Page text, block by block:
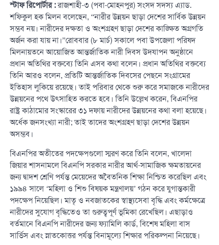
স্টাফ রিপোর্টার :রাজশাহী-৩ (পবা-মোহনপুর) সংসদ সদস্য এ্যাড.
শফিকুল হক মিলন বলেছেন, “নারীর উন্নয়ন ছাড়া দেশের সার্বিক উন্নয়ন
সম্ভব নয়। নারীদের দক্ষতা ও অংশগ্রহণ ছাড়া দেশের কাঙ্ক্ষিত অগ্রগতি
অর্জন করা যায় না।”রোববার (৮ মার্চ) সকালে পবা উপজেলা পরিষদ
মিলনায়তনে আয়োজিত আন্তর্জাতিক নারী দিবস উদযাপন অনুষ্ঠানে
প্রধান অতিথির বক্তব্যে তিনি এসব কথা বলেন। প্রধান অতিথির বক্তব্যে
তিনি আরও বলেন, প্রতিটি আন্তর্জাতিক দিবসের পেছনে সংগ্রামের
ইতিহাস লুকিয়ে রয়েছে। তাই পরিবার থেকে শুরু করে সমাজকে নারীদের
উন্নয়নের পথে উৎসাহিত করতে হবে। তিনি উল্লেখ করেন, বিএনপির
রাষ্ট্র কাঠামোর সংস্কারের ৩১ দফায় নারীদের উন্নয়নের কথা বলা হয়েছে।
অর্ধেক জনসংখ্যা নারী; তাই তাদের অংশগ্রহণ ছাড়া দেশের উন্নয়ন
অসম্ভব।
বিএনপির অতীতের পদক্ষেপগুলো স্মরণ করে তিনি বলেন, খালেদা
জিয়ার শাসনামলে বিএনপি সরকার নারীর আর্থ-সামাজিক ক্ষমতায়নের
জন্য দ্বাদশ শ্রেণি পর্যন্ত মেয়েদের অবৈতনিক শিক্ষা নিশ্চিত করেছিল এবং
১৯৯৪ সালে ‘মহিলা ও শিশু বিষয়ক মন্ত্রণালয়’ গঠন করে যুগান্তকারী
পদক্ষেপ নিয়েছিল। মাতৃ ও নবজাতকের স্বাস্থ্যসেবা বৃদ্ধি এবং কর্মক্ষেত্রে
নারীদের সুযোগ বৃদ্ধিতেও তা গুরুত্বপূর্ণ ভূমিকা রেখেছিল। এছাড়াও
বর্তমানে বিএনপি নারীদের জন্য ফ্যামিলি কার্ড, বিশেষ মহিলা বাস
সার্ভিস এবং স্নাতকোত্তর পর্যন্ত বিনামূল্যে শিক্ষার পরিকল্পনা নিয়েছে।